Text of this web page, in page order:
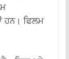
ਹਨ। ਫਿਲਮ